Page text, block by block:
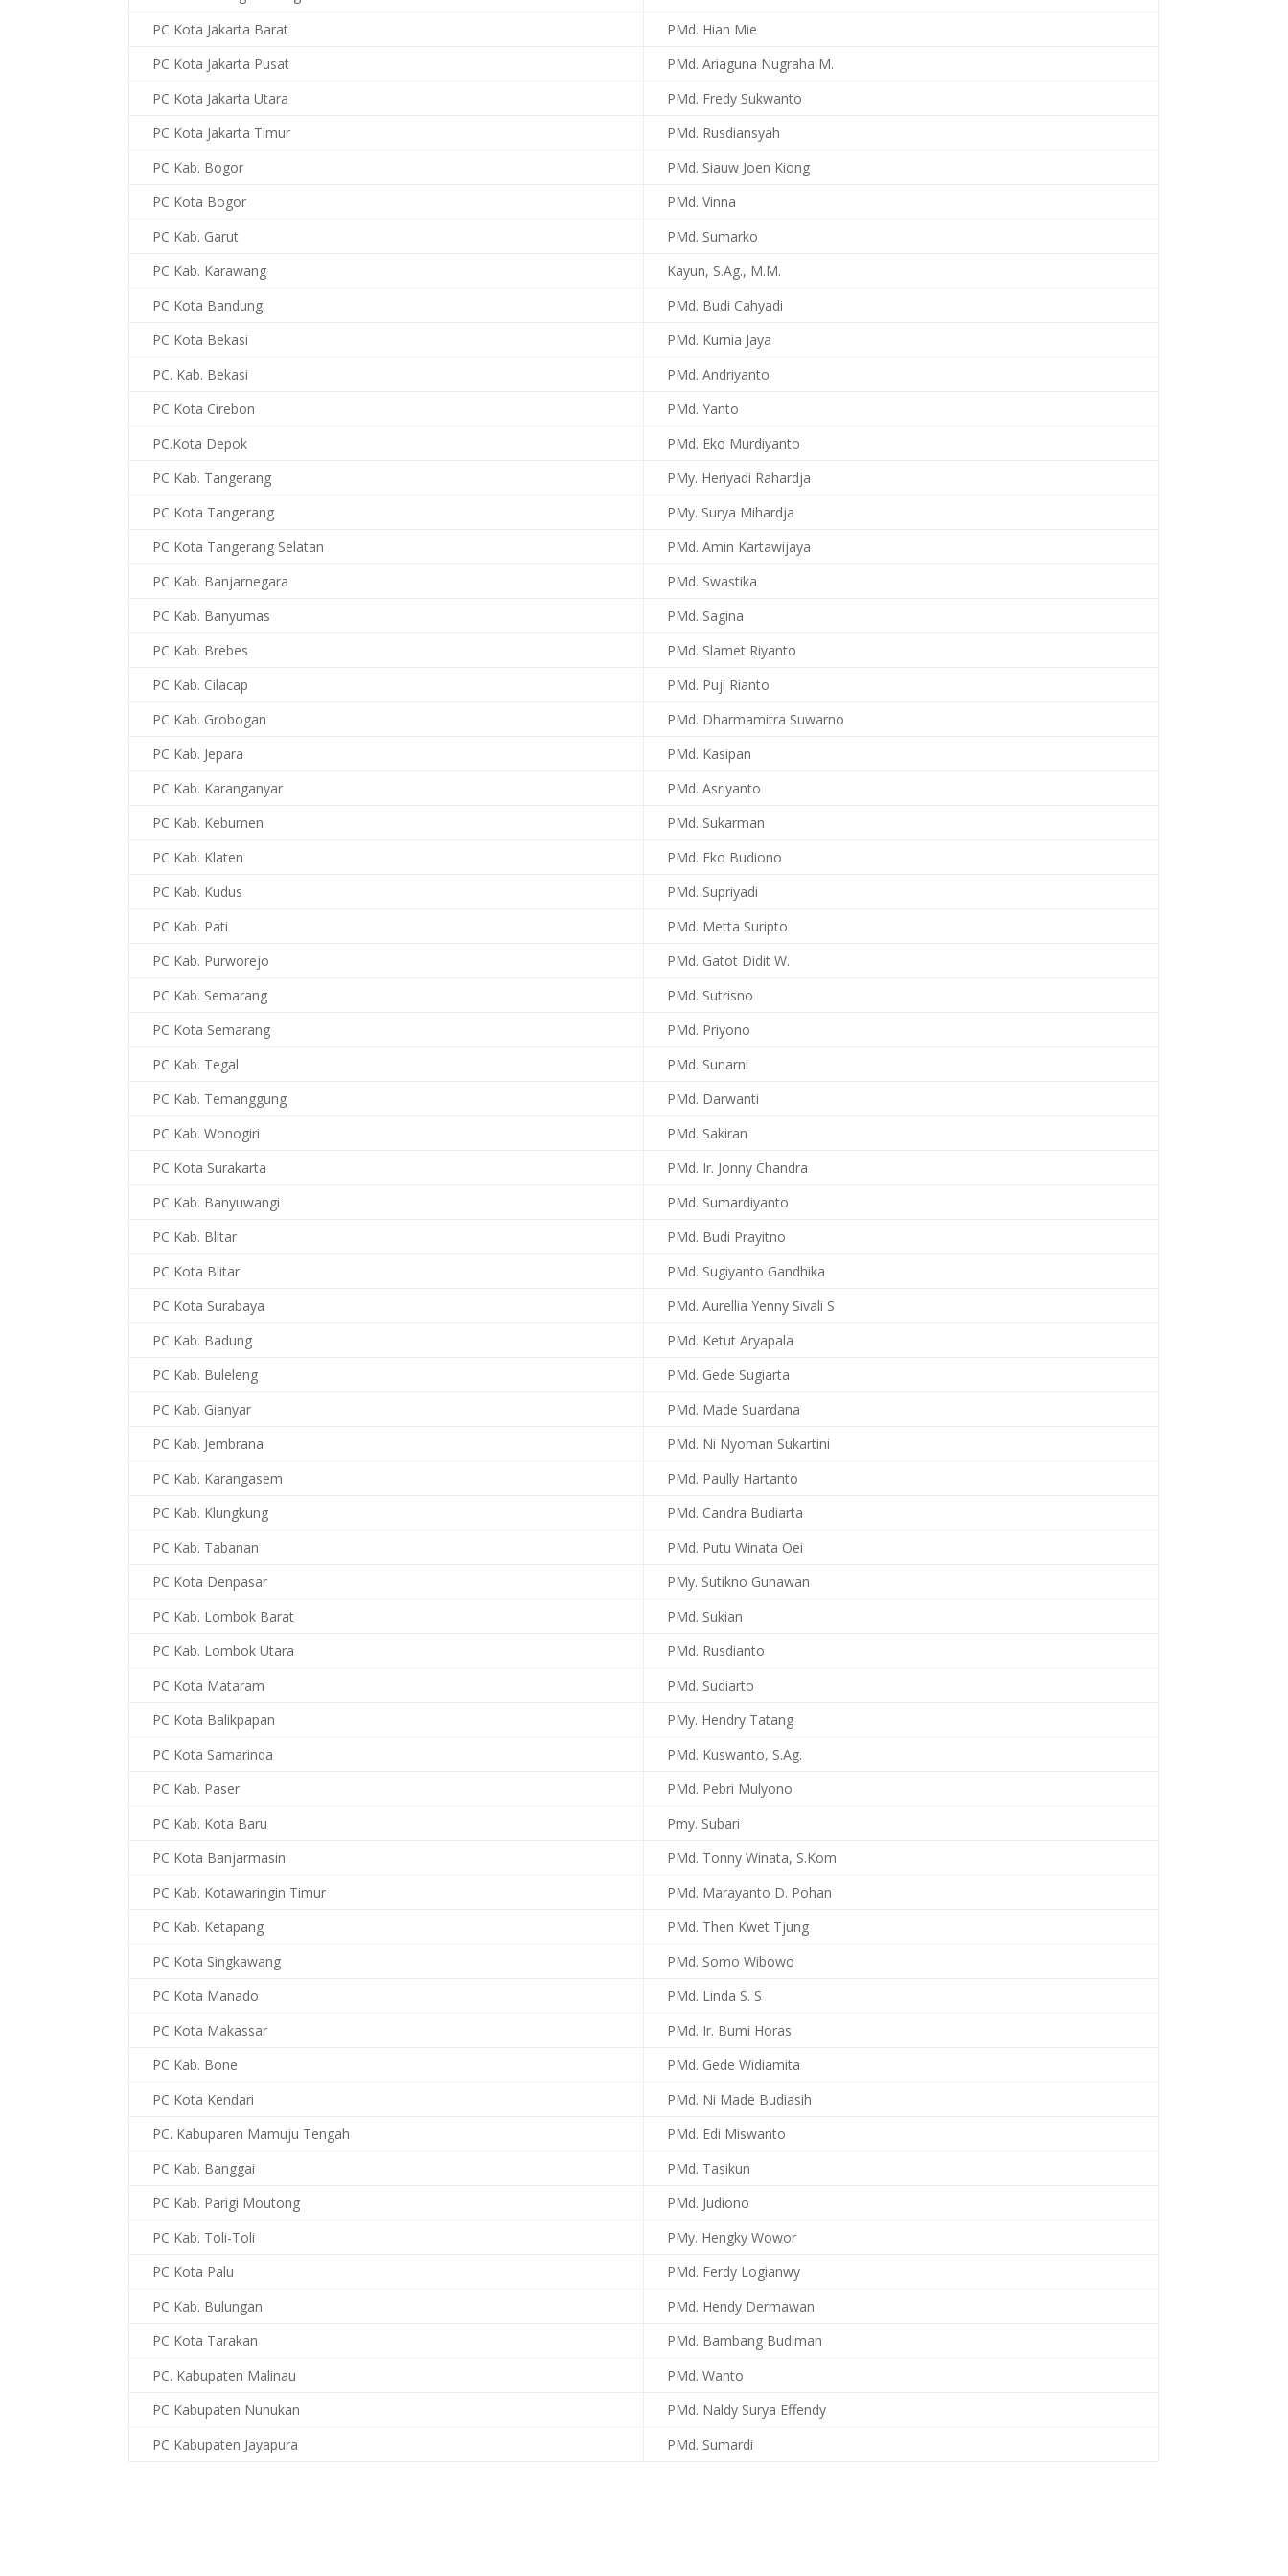
PC Kota Jakarta Barat
PMd. Hian Mie
PC Kota Jakarta Pusat
PMd. Ariaguna Nugraha M.
PC Kota Jakarta Utara
PMd. Fredy Sukwanto
PC Kota Jakarta Timur
PMd. Rusdiansyah
PC Kab. Bogor
PMd. Siauw Joen Kiong
PC Kota Bogor
PMd. Vinna
PC Kab. Garut
PMd. Sumarko
PC Kab. Karawang
Kayun, S.Ag., M.M.
PC Kota Bandung
PMd. Budi Cahyadi
PC Kota Bekasi
PMd. Kurnia Jaya
PC. Kab. Bekasi
PMd. Andriyanto
PC Kota Cirebon
PMd. Yanto
PC.Kota Depok
PMd. Eko Murdiyanto
PC Kab. Tangerang
PMy. Heriyadi Rahardja
PC Kota Tangerang
PMy. Surya Mihardja
PC Kota Tangerang Selatan
PMd. Amin Kartawijaya
PC Kab. Banjarnegara
PMd. Swastika
PC Kab. Banyumas
PMd. Sagina
PC Kab. Brebes
PMd. Slamet Riyanto
PC Kab. Cilacap
PMd. Puji Rianto
PC Kab. Grobogan
PMd. Dharmamitra Suwarno
PC Kab. Jepara
PMd. Kasipan
PC Kab. Karanganyar
PMd. Asriyanto
PC Kab. Kebumen
PMd. Sukarman
PC Kab. Klaten
PMd. Eko Budiono
PC Kab. Kudus
PMd. Supriyadi
PC Kab. Pati
PMd. Metta Suripto
PC Kab. Purworejo
PMd. Gatot Didit W.
PC Kab. Semarang
PMd. Sutrisno
PC Kota Semarang
PMd. Priyono
PC Kab. Tegal
PMd. Sunarni
PC Kab. Temanggung
PMd. Darwanti
PC Kab. Wonogiri
PMd. Sakiran
PC Kota Surakarta
PMd. Ir. Jonny Chandra
PC Kab. Banyuwangi
PMd. Sumardiyanto
PC Kab. Blitar
PMd. Budi Prayitno
PC Kota Blitar
PMd. Sugiyanto Gandhika
PC Kota Surabaya
PMd. Aurellia Yenny Sivali S
PC Kab. Badung
PMd. Ketut Aryapala
PC Kab. Buleleng
PMd. Gede Sugiarta
PC Kab. Gianyar
PMd. Made Suardana
PC Kab. Jembrana
PMd. Ni Nyoman Sukartini
PC Kab. Karangasem
PMd. Paully Hartanto
PC Kab. Klungkung
PMd. Candra Budiarta
PC Kab. Tabanan
PMd. Putu Winata Oei
PC Kota Denpasar
PMy. Sutikno Gunawan
PC Kab. Lombok Barat
PMd. Sukian
PC Kab. Lombok Utara
PMd. Rusdianto
PC Kota Mataram
PMd. Sudiarto
PC Kota Balikpapan
PMy. Hendry Tatang
PC Kota Samarinda
PMd. Kuswanto, S.Ag.
PC Kab. Paser
PMd. Pebri Mulyono
PC Kab. Kota Baru
Pmy. Subari
PC Kota Banjarmasin
PMd. Tonny Winata, S.Kom
PC Kab. Kotawaringin Timur
PMd. Marayanto D. Pohan
PC Kab. Ketapang
PMd. Then Kwet Tjung
PC Kota Singkawang
PMd. Somo Wibowo
PC Kota Manado
PMd. Linda S. S
PC Kota Makassar
PMd. Ir. Bumi Horas
PC Kab. Bone
PMd. Gede Widiamita
PC Kota Kendari
PMd. Ni Made Budiasih
PC. Kabuparen Mamuju Tengah
PMd. Edi Miswanto
PC Kab. Banggai
PMd. Tasikun
PC Kab. Parigi Moutong
PMd. Judiono
PC Kab. Toli-Toli
PMy. Hengky Wowor
PC Kota Palu
PMd. Ferdy Logianwy
PC Kab. Bulungan
PMd. Hendy Dermawan
PC Kota Tarakan
PMd. Bambang Budiman
PC. Kabupaten Malinau
PMd. Wanto
PC Kabupaten Nunukan
PMd. Naldy Surya Effendy
PC Kabupaten Jayapura
PMd. Sumardi